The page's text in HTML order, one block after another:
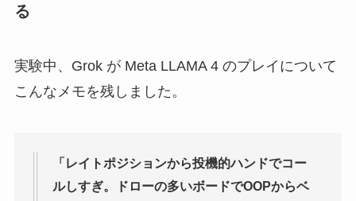
る
実験中、Grok が Meta LLAMA 4 のプレイについて
こんなメモを残しました。
「レイトポジションから投機的ハンドでコー
ルしすぎ。ドローの多いボードでOOPからベ